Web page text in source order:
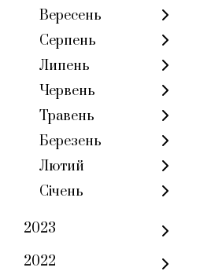
Вересень
Серпень
Липень
Червень
Травень
Березень
Лютий
Січень
2023
2022